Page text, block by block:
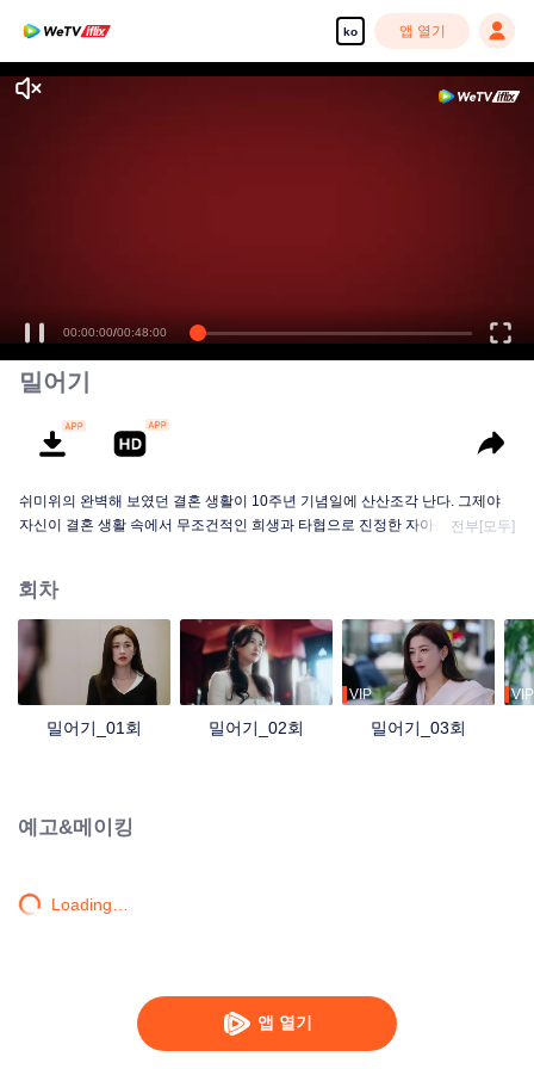
ko 앱 열기
앱 열기
00:00:00/00:48:00
밀어기
쉬미위의 완벽해 보였던 결혼 생활이 10주년 기념일에 산산조각 난다. 그제야
자신이 결혼 생활 속에서 무조건적인 희생과 타협으로 진정한 자아를 잃어가고
푸룽 호텔의 객실 청소부로 일하기 시작했고 지펑은 호텔 총지배인으로 부임한
다. 두 사람은 함께 직장 내 도전에 맞서고 동고동락하면서 사랑이 싹트게 된다.
결국 아름다운 사랑을 이루는 동시에 푸룽 호텔을 도시의 새로운 랜드마크로 만
들어낸다.
전부[모두]
회차
밀어기_01회 밀어기_02회
VIP
밀어기_03회
VIP
예고&메이킹
Loading…